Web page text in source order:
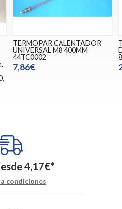
TERMOPAR CALENTADOR
UNIVERSAL M8 400MM
44TC0002
7,86€
4,17€*
condiciones